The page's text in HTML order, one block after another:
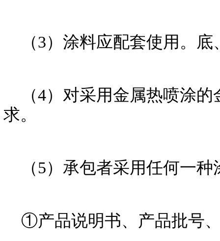
（3）涂料应配套使用。底
（4）对采用金属热喷涂的
求。
（5）承包者采用任何一种
①产品说明书、产品批号